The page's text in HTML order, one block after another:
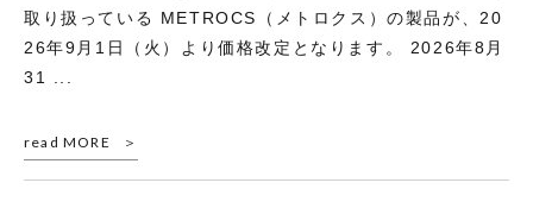
取り扱っている METROCS（メトロクス）の製品が、20
26年9月1日（火）より価格改定となります。 2026年8月
31 ...
read MORE